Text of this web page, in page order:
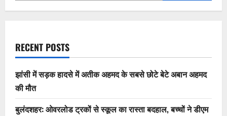
RECENT POSTS
झांसी में सड़क हादसे में अतीक अहमद के सबसे छोटे बेटे अबान अहमद
की मौत
बुलंदशहर: ओवरलोड ट्रकों से स्कूल का रास्ता बदहाल, बच्चों ने डीएम